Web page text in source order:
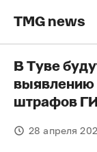
TMG news
В Туве
выявлению
штрафов
28 апреля